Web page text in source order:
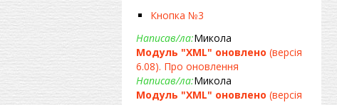
Кнопка №3
Написав/ла:Микола
Модуль "XML" оновлено (версія
6.08). Про оновлення
Написав/ла:Микола
Модуль "XML" оновлено (версія